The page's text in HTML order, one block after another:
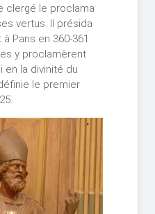
clergé le proclama
vertus. Il présida
Paris en 360-361.
y proclamèrent
en la divinité du
le premier